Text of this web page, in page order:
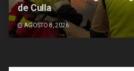
de Culla
AGOSTO 8, 2026